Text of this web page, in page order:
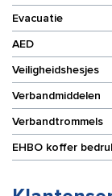
Evacuatie
AED
Veiligheidshesjes
Verbandmiddelen
Verbandtrommels
EHBO koffer